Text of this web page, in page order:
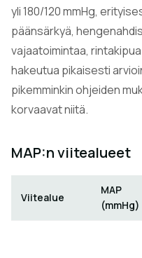
yli 180/120 mmHg,
päänsärkyä,
vajaatoimintaa,
hakeutua pikaisesti
pikemminkin ohjeiden
korvaavat niitä.
MAP:n viitealueet
Viitealue
MAP
(mmHg)